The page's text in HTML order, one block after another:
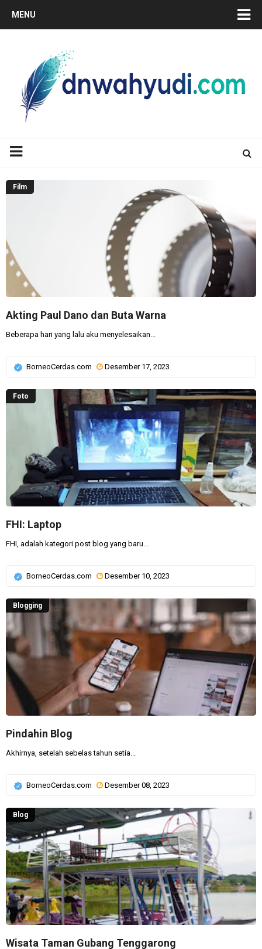
MENU
Akting Paul Dano dan Buta Warna
Film
Beberapa hari yang lalu aku menyelesaikan...
BorneoCerdas.com Desember 17, 2023
FHI: Laptop
Foto
FHI, adalah kategori post blog yang baru...
BorneoCerdas.com Desember 10, 2023
Pindahin Blog
Blogging
Akhirnya, setelah sebelas tahun setia...
BorneoCerdas.com Desember 08, 2023
Wisata Taman Gubang Tenggarong
Blog